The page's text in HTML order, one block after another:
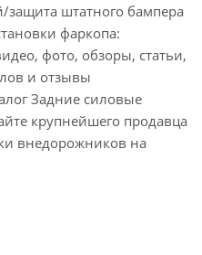
штатного бампера
фаркопа:
фото, обзоры, статьи,
и отзывы
Задние силовые
крупнейшего продавца
внедорожников на